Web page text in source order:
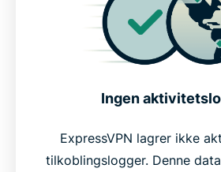
Ingen
ExpressVPN lagrer ikke
tilkoblingslogger. Denne